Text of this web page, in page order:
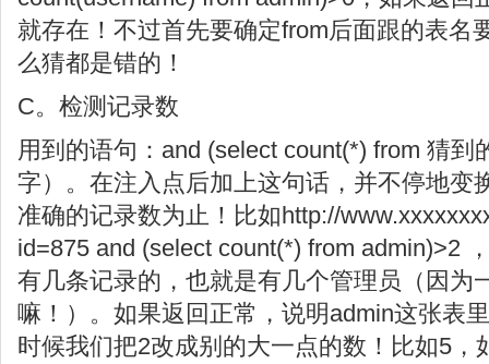
就存在！不过首先要确定from后面跟的表名
么猜都是错的！
C。检测记录数
用到的语句：and (select count(*) from 猜到
字）。在注入点后加上这句话，并不停地变
准确的记录数为止！比如http://
id=875 and (select count(*) from admin)>2
有几条记录的，也就是有几个管理员（因为
嘛！）。如果返回正常，说明admin这张表
时候我们把2改成别的大一点的数！比如5，